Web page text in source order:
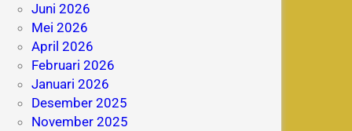
Juni 2026
Mei 2026
April 2026
Februari 2026
Januari 2026
Desember 2025
November 2025